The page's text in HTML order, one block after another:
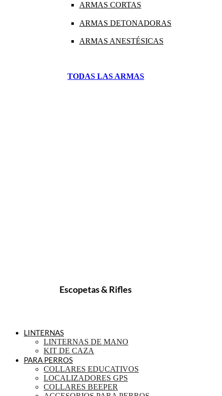
ARMAS CORTAS
ARMAS DETONADORAS
ARMAS ANESTÉSICAS
TODAS LAS ARMAS
Escopetas & Rifles
LINTERNAS
LINTERNAS DE MANO
KIT DE CAZA
PARA PERROS
COLLARES EDUCATIVOS
LOCALIZADORES GPS
COLLARES BEEPER